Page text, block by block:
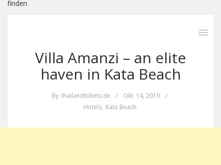
finden
Villa Amanzi – an elite
haven in Kata Beach
By thailandtickets.de / Okt. 14, 2019
/
Hotels, Kata Beach